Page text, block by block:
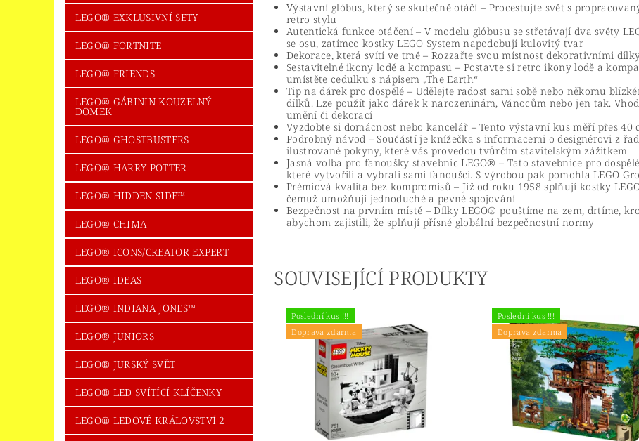
LEGO® EXKLUSIVNÍ SETY
LEGO® FORTNITE
LEGO® FRIENDS
LEGO® GÁBININ KOUZELNÝ
DOMEK
LEGO® GHOSTBUSTERS
LEGO® HARRY POTTER
LEGO® HIDDEN SIDE™
LEGO® CHIMA
LEGO® ICONS/CREATOR EXPERT
LEGO® IDEAS
LEGO® INDIANA JONES™
LEGO® JUNIORS
LEGO® JURSKÝ SVĚT
LEGO® LED SVÍTÍCÍ KLÍČENKY
LEGO® LEDOVÉ KRÁLOVSTVÍ 2
Výstavní glóbus, který se skutečně otáčí – Procestujte svět s
retro stylu
Autentická funkce otáčení – V modelu glóbusu se střetávají dva světy
se osu, zatímco kostky LEGO System napodobují kulovitý tvar
Dekorace, která svítí ve tmě – Rozzařte svou místnost dekorativními
Sestavitelné ikony lodě a kompasu – Postavte si retro ikony lodě a
umístěte cedulku s nápisem „The Earth“
Tip na dárek pro dospělé – Udělejte radost sami sobě nebo někomu
dílků. Lze použít jako dárek k narozeninám, Vánocům nebo jen tak.
umění či dekorací
Vyzdobte si domácnost nebo kancelář – Tento výstavní kus měří přes
Podrobný návod – Součástí je knížečka s informacemi o designérovi z
ilustrované pokyny, které vás provedou tvůrčím stavitelským zážitkem
Jasná volba pro fanoušky stavebnic LEGO® – Tato stavebnice pro
které vytvořili a vybrali sami fanoušci. S výrobou pak pomohla LEGO
Prémiová kvalita bez kompromisů – Již od roku 1958 splňují kostky
čemuž umožňují jednoduché a pevné spojování
Bezpečnost na prvním místě – Dílky LEGO® pouštíme na zem, drtíme,
abychom zajistili, že splňují přísné globální bezpečnostní normy
SOUVISEJÍCÍ PRODUKTY
Poslední kus !!!
Doprava zdarma
Poslední kus !!!
Doprava zdarma